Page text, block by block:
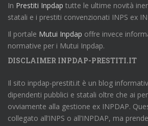
In Prestiti Inpdap tutte le ultime novità
statali e i prestiti convenzionati INPS ex
Il portale Mutui Inpdap offre invece
normative per i Mutui Inpdap.
DISCLAIMER INPDAP-PRESTITI.IT
Il sito inpdap-prestiti.it è un blog
dipendenti pubblici e statali oltre che ai
ovviamente alla gestione ex INPDAP.
collegato all’INPS o all’INPDAP, ma